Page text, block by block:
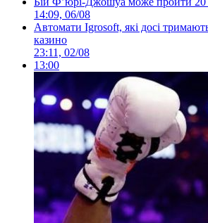
14:09, 06/08
Автомати Igrosoft, які досі
казино
23:11, 02/08
13:00